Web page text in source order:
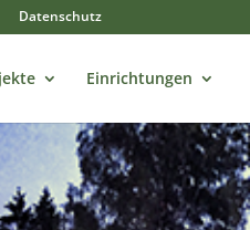
Datenschutz
Einrichtungen